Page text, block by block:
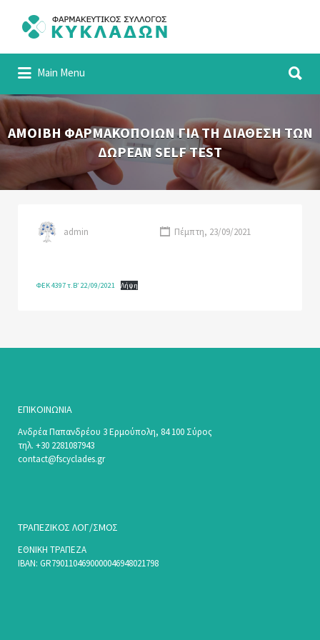
Φαρμακευτικός Σύλλογος Κυκλάδων
Αναζήτηση
για:
Main Menu
για:
ΑΜΟΙΒΗ ΦΑΡΜΑΚΟΠΟΙΩΝ ΓΙΑ ΤΗ ΔΙΑΘΕΣΗ ΤΩΝ
ΔΩΡΕΑΝ SELF TEST
admin Πέμπτη, 23/09/2021
ΦΕΚ 4397 τ.Β’ 22/09/2021 Λήψη
ΕΠΙΚΟΙΝΩΝΊΑ
Ανδρέα Παπανδρέου 3 Ερμούπολη, 84 100 Σύρος
τηλ. +30 2281087943
contact@fscyclades.gr
ΤΡΑΠΕΖΙΚΟΣ ΛΟΓ/ΣΜΟΣ
ΕΘΝΙΚΗ ΤΡΑΠΕΖΑ
ΙΒΑΝ: GR7901104690000046948021798